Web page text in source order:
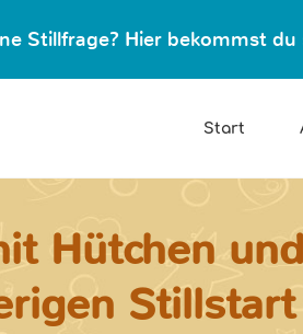
Stillfrage? Hier bekommst
Start
Hütchen
Stillstart